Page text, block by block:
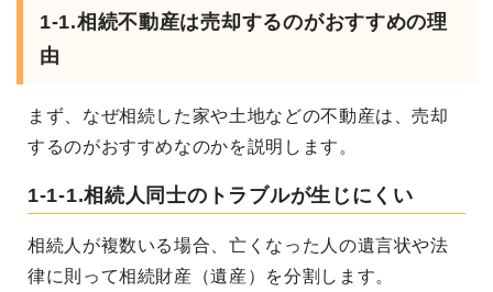
1-1.相続不動産は売却するのがおすすめの理
由
まず、なぜ相続した家や土地などの不動産は、売却
するのがおすすめなのかを説明します。
1-1-1.相続人同士のトラブルが生じにくい
相続人が複数いる場合、亡くなった人の遺言状や法
律に則って相続財産（遺産）を分割します。